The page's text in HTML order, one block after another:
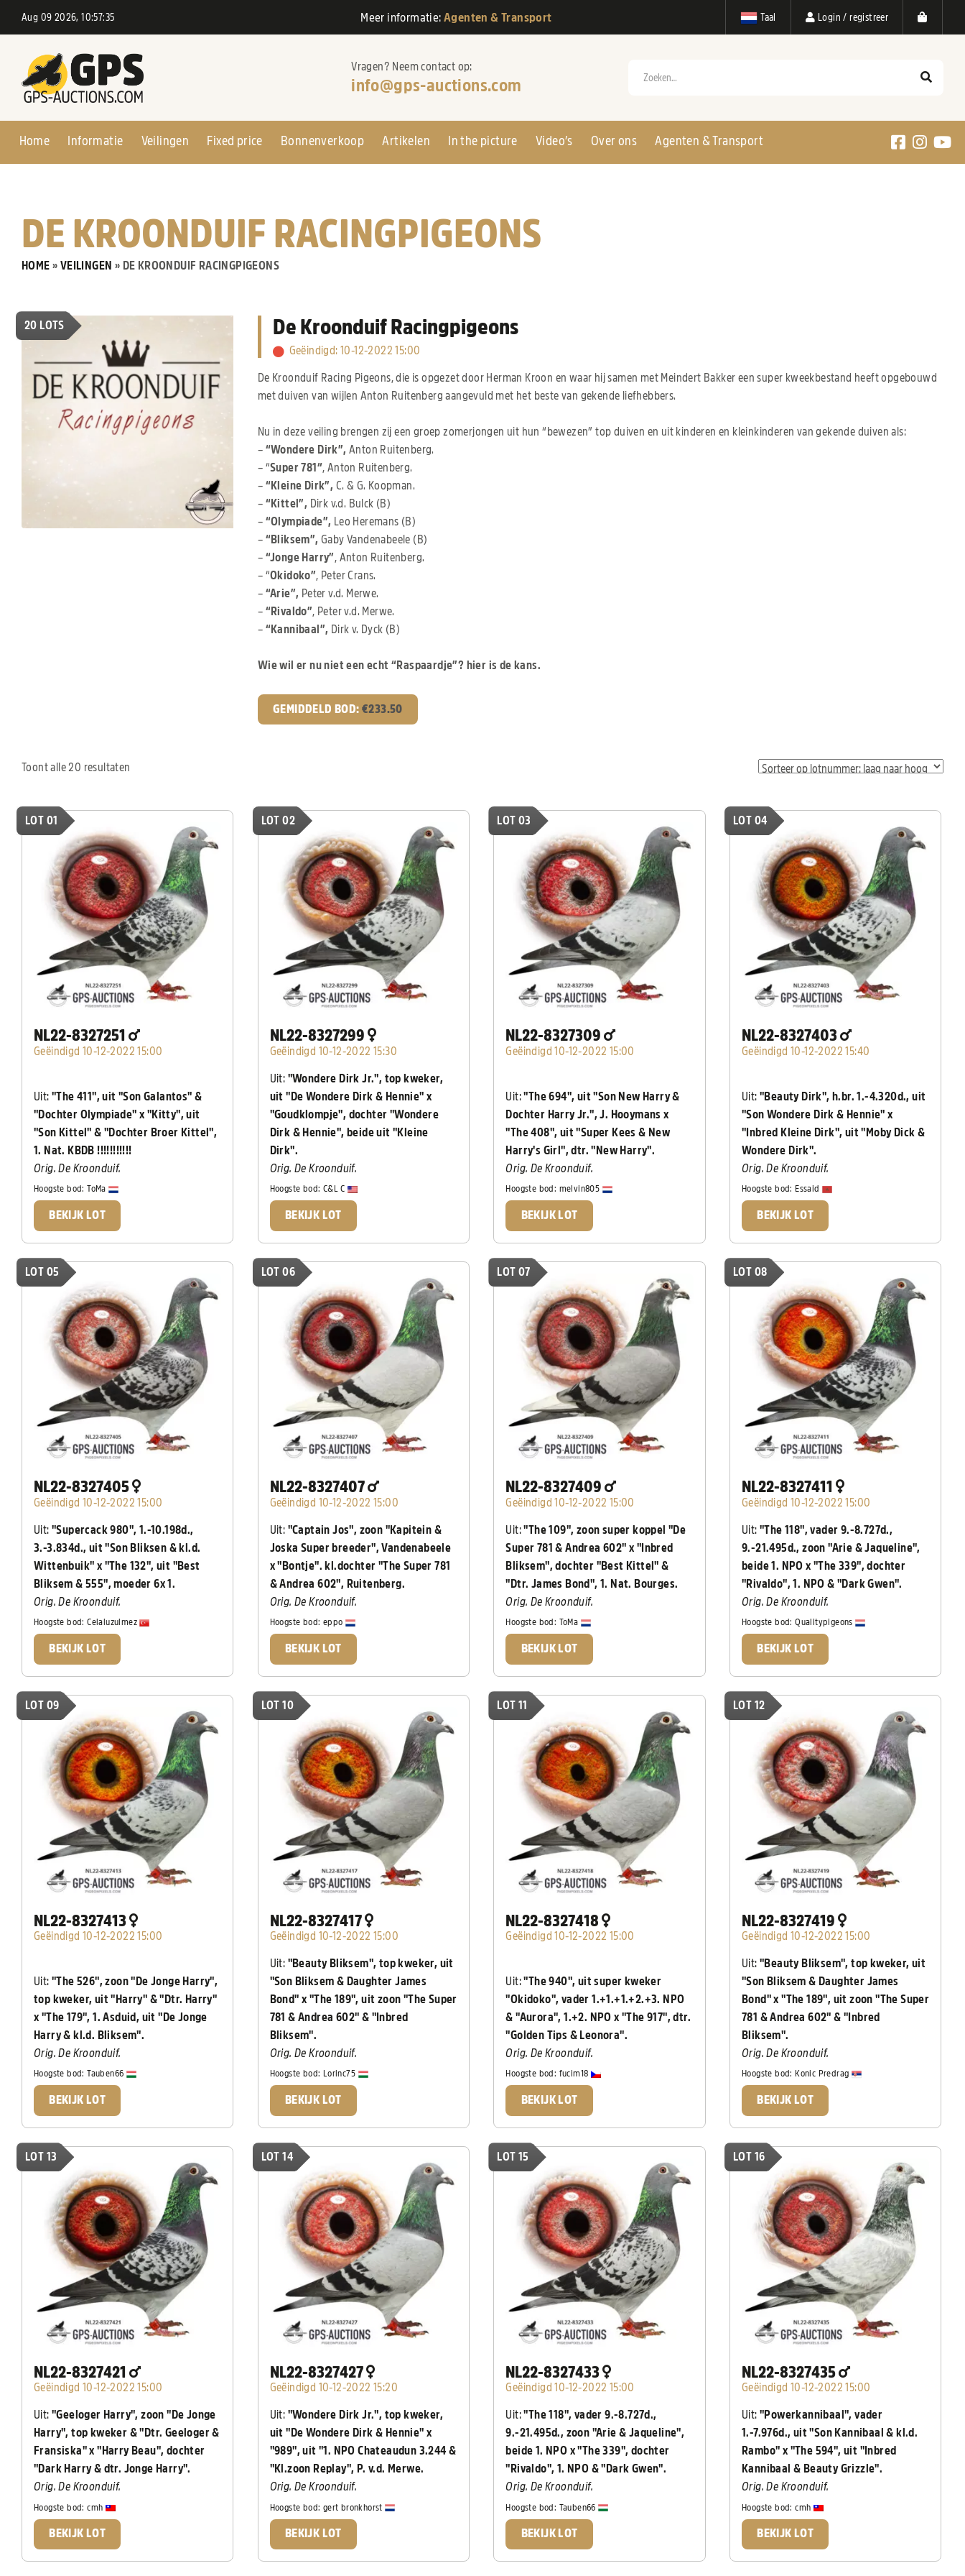
Taal Login / registreer
Aug 09 2026, 10:57:36 Meer informatie:Agenten & Transport
Vragen? Neem contact op:
info@gps-auctions.com
Home Informatie Veilingen Fixed price Bonnenverkoop Artikelen In the picture Video’s Over ons Agenten & Transport
DE KROONDUIF RACINGPIGEONS
HOME » VEILINGEN » DE KROONDUIF RACINGPIGEONS
20 LOTS De Kroonduif Racingpigeons
Geëindigd: 10-12-2022 15:00
De Kroonduif Racing Pigeons, die is opgezet door Herman Kroon en waar hij samen met Meindert Bakker een super kweekbestand heeft opgebouwd
met duiven van wijlen Anton Ruitenberg aangevuld met het beste van gekende liefhebbers.
Nu in deze veiling brengen zij een groep zomerjongen uit hun “bewezen” top duiven en uit kinderen en kleinkinderen van gekende duiven als:
– “Wondere Dirk”, Anton Ruitenberg.
– “Super 781″, Anton Ruitenberg.
– “Kleine Dirk”, C. & G. Koopman.
– “Kittel”, Dirk v.d. Bulck (B)
– “Olympiade”, Leo Heremans (B)
– “Bliksem”, Gaby Vandenabeele (B)
– “Jonge Harry”, Anton Ruitenberg.
– “Okidoko”, Peter Crans.
– “Arie”, Peter v.d. Merwe.
– “Rivaldo”, Peter v.d. Merwe.
– “Kannibaal”, Dirk v. Dyck (B)
Wie wil er nu niet een echt “Raspaardje”? hier is de kans.
GEMIDDELD BOD: €233.50
Toont alle 20 resultaten
LOT 01
NL22-8327251
Geëindigd 10-12-2022 15:00
Uit: "The 411", uit "Son Galantos" &
"Dochter Olympiade" x "Kitty", uit
"Son Kittel" & "Dochter Broer Kittel",
1. Nat. KBDB !!!!!!!!!!!
Orig. De Kroonduif.
Hoogste bod:ToMa
BEKIJK LOT
LOT 02
NL22-8327299
Geëindigd 10-12-2022 15:30
Uit: "Wondere Dirk Jr.", top kweker,
uit "De Wondere Dirk & Hennie" x
"Goudklompje", dochter "Wondere
Dirk & Hennie", beide uit "Kleine
Dirk".
Orig. De Kroonduif.
Hoogste bod: C&L C
BEKIJK LOT
LOT 03
NL22-8327309
Geëindigd 10-12-2022 15:00
Uit:"The 694", uit "Son New Harry &
Dochter Harry Jr.", J. Hooymans x
"The 408", uit "Super Kees & New
Harry's Girl", dtr. "New Harry".
Orig. De Kroonduif.
Hoogste bod: melvin805
BEKIJK LOT
LOT 04
NL22-8327403
Geëindigd 10-12-2022 15:40
Uit:"Beauty Dirk", h.br. 1.-4.320d., uit
"Son Wondere Dirk & Hennie" x
"Inbred Kleine Dirk", uit "Moby Dick &
Wondere Dirk".
Orig. De Kroonduif.
Hoogste bod: Essaid
BEKIJK LOT
LOT 05
NL22-8327405
Geëindigd 10-12-2022 15:00
Uit: "Supercack 980", 1.-10.198d.,
3.-3.834d., uit "Son Bliksen & kl.d.
Wittenbuik" x "The 132", uit "Best
Bliksem & 555", moeder 6x 1.
Orig. De Kroonduif.
Hoogste bod:Celaluzulmez
BEKIJK LOT
LOT 06
NL22-8327407
Geëindigd 10-12-2022 15:00
Uit: "Captain Jos", zoon "Kapitein &
Joska Super breeder", Vandenabeele
x "Bontje". kl.dochter "The Super 781
& Andrea 602", Ruitenberg.
Orig. De Kroonduif.
Hoogste bod: eppo
BEKIJK LOT
LOT 07
NL22-8327409
Geëindigd 10-12-2022 15:00
Uit:"The 109", zoon super koppel "De
Super 781 & Andrea 602" x "Inbred
Bliksem", dochter "Best Kittel" &
"Dtr. James Bond", 1. Nat. Bourges.
Orig. De Kroonduif.
Hoogste bod: ToMa
BEKIJK LOT
LOT 08
NL22-8327411
Geëindigd 10-12-2022 15:00
Uit:"The 118", vader 9.-8.727d.,
9.-21.495d., zoon "Arie & Jaqueline",
beide 1. NPO x "The 339", dochter
"Rivaldo", 1. NPO & "Dark Gwen".
Orig. De Kroonduif.
Hoogste bod:Qualitypigeons
BEKIJK LOT
LOT 09
NL22-8327413
Geëindigd 10-12-2022 15:00
Uit: "The 526", zoon "De Jonge Harry",
top kweker, uit "Harry" & "Dtr. Harry"
x "The 179", 1. Asduid, uit "De Jonge
Harry & kl.d. Bliksem".
Orig. De Kroonduif.
Hoogste bod:Tauben66
BEKIJK LOT
LOT 10
NL22-8327417
Geëindigd 10-12-2022 15:00
Uit: "Beauty Bliksem", top kweker, uit
"Son Bliksem & Daughter James
Bond" x "The 189", uit zoon "The Super
781 & Andrea 602" & "Inbred
Bliksem".
Orig. De Kroonduif.
Hoogste bod: Lorinc75
BEKIJK LOT
LOT 11
NL22-8327418
Geëindigd 10-12-2022 15:00
Uit:"The 940", uit super kweker
"Okidoko", vader 1.+1.+1.+2.+3. NPO
& "Aurora", 1.+2. NPO x "The 917", dtr.
"Golden Tips & Leonora".
Orig. De Kroonduif.
Hoogste bod: fucim18
BEKIJK LOT
LOT 12
NL22-8327419
Geëindigd 10-12-2022 15:00
Uit: "Beauty Bliksem", top kweker, uit
"Son Bliksem & Daughter James
Bond" x "The 189", uit zoon "The Super
781 & Andrea 602" & "Inbred
Bliksem".
Orig. De Kroonduif.
Hoogste bod: Konic Predrag
BEKIJK LOT
LOT 13
NL22-8327421
Geëindigd 10-12-2022 15:00
Uit: "Geeloger Harry", zoon "De Jonge
Harry", top kweker & "Dtr. Geeloger &
Fransiska" x "Harry Beau", dochter
"Dark Harry & dtr. Jonge Harry".
Orig. De Kroonduif.
Hoogste bod:cmh
BEKIJK LOT
LOT 14
NL22-8327427
Geëindigd 10-12-2022 15:20
Uit: "Wondere Dirk Jr.", top kweker,
uit "De Wondere Dirk & Hennie" x
"989", uit "1. NPO Chateaudun 3.244 &
"Kl.zoon Replay", P. v.d. Merwe.
Orig. De Kroonduif.
Hoogste bod: gert bronkhorst
BEKIJK LOT
LOT 15
NL22-8327433
Geëindigd 10-12-2022 15:00
Uit:"The 118", vader 9.-8.727d.,
9.-21.495d., zoon "Arie & Jaqueline",
beide 1. NPO x "The 339", dochter
"Rivaldo", 1. NPO & "Dark Gwen".
Orig. De Kroonduif.
Hoogste bod: Tauben66
BEKIJK LOT
LOT 16
NL22-8327435
Geëindigd 10-12-2022 15:00
Uit:"Powerkannibaal", vader
1.-7.976d., uit "Son Kannibaal & kl.d.
Rambo" x "The 594", uit "Inbred
Kannibaal & Beauty Grizzle".
Orig. De Kroonduif.
Hoogste bod:cmh
BEKIJK LOT